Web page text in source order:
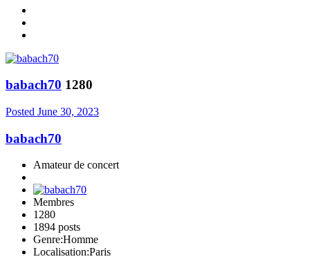
babach70 1280
Posted June 30, 2023
babach70
Amateur de concert
Membres
1280
1894 posts
Genre:Homme
Localisation:Paris